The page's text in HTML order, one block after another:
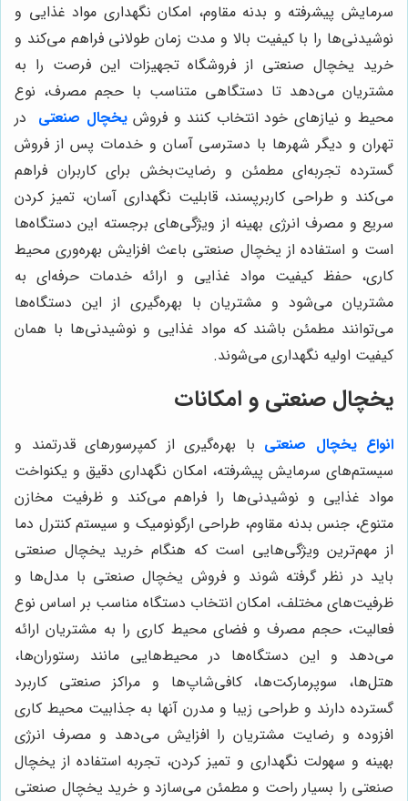
سرمایش پیشرفته و بدنه مقاوم، امکان نگهداری مواد غذایی و
نوشیدنی‌ها را با کیفیت بالا و مدت زمان طولانی فراهم می‌کند و
خرید یخچال صنعتی از فروشگاه تجهیزات این فرصت را به
مشتریان می‌دهد تا دستگاهی متناسب با حجم مصرف، نوع
محیط و نیازهای خود انتخاب کنند و فروشیخچال صنعتی در
تهران و دیگر شهرها با دسترسی آسان و خدمات پس از فروش
گسترده تجربه‌ای مطمئن و رضایت‌بخش برای کاربران فراهم
می‌کند و طراحی کاربرپسند، قابلیت نگهداری آسان، تمیز کردن
سریع و مصرف انرژی بهینه از ویژگی‌های برجسته این دستگاه‌ها
است و استفاده از یخچال صنعتی باعث افزایش بهره‌وری محیط
کاری، حفظ کیفیت مواد غذایی و ارائه خدمات حرفه‌ای به
مشتریان می‌شود و مشتریان با بهره‌گیری از این دستگاه‌ها
می‌توانند مطمئن باشند که مواد غذایی و نوشیدنی‌ها با همان
کیفیت اولیه نگهداری می‌شوند.
یخچال صنعتی و امکانات
انواعیخچال صنعتی با بهره‌گیری از کمپرسورهای قدرتمند و
سیستم‌های سرمایش پیشرفته، امکان نگهداری دقیق و یکنواخت
مواد غذایی و نوشیدنی‌ها را فراهم می‌کند و ظرفیت مخازن
متنوع، جنس بدنه مقاوم، طراحی ارگونومیک و سیستم کنترل دما
از مهم‌ترین ویژگی‌هایی است که هنگام خرید یخچال صنعتی
باید در نظر گرفته شوند و فروش یخچال صنعتی با مدل‌ها و
ظرفیت‌های مختلف، امکان انتخاب دستگاه مناسب بر اساس نوع
فعالیت، حجم مصرف و فضای محیط کاری را به مشتریان ارائه
می‌دهد و این دستگاه‌ها در محیط‌هایی مانند رستوران‌ها،
هتل‌ها، سوپرمارکت‌ها، کافی‌شاپ‌ها و مراکز صنعتی کاربرد
گسترده دارند و طراحی زیبا و مدرن آنها به جذابیت محیط کاری
افزوده و رضایت مشتریان را افزایش می‌دهد و مصرف انرژی
بهینه و سهولت نگهداری و تمیز کردن، تجربه استفاده از یخچال
صنعتی را بسیار راحت و مطمئن می‌سازد و خرید یخچال صنعتی